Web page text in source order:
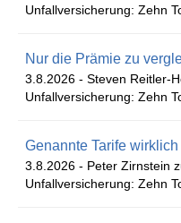
Unfallversicherung: Zehn
Nur die Prämie zu
3.8.2026 - Steven Reitler-
Unfallversicherung: Zehn
Genannte Tarife
3.8.2026 - Peter Zirnstein
Unfallversicherung: Zehn